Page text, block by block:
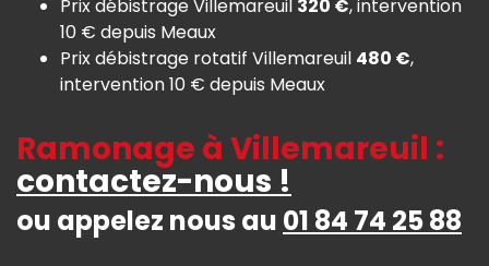
Prix débistrage Villemareuil 320 €, intervention
10 € depuis Meaux
Prix débistrage rotatif Villemareuil 480 €,
intervention 10 € depuis Meaux
Ramonage à Villemareuil :
contactez-nous !
ou appelez nous au 01 84 74 25 88